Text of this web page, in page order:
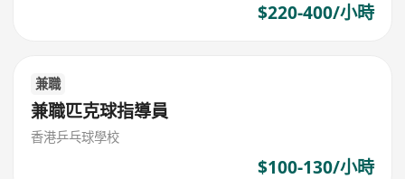
$220-400/小時
兼職
兼職匹克球指導員
香港乒乓球學校
$100-130/小時